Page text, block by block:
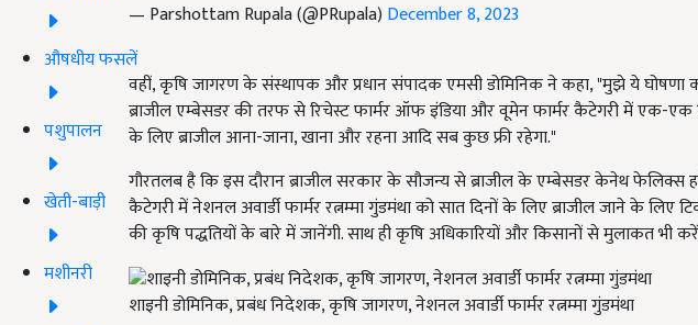
औषधीय फसलें
पशुपालन
खेती-बाड़ी
मशीनरी
— Parshottam Rupala (@PRupala) December 8, 2023
वहीं, कृषि जागरण के संस्थापक और प्रधान संपादक एमसी डोमिनिक ने कहा, "मुझे ये घोषणा
ब्राजील एम्बेसडर की तरफ से रिचेस्ट फार्मर ऑफ इंडिया और वूमेन फार्मर कैटेगरी में एक-एक
के लिए ब्राजील आना-जाना, खाना और रहना आदि सब कुछ फ्री रहेगा."
गौरतलब है कि इस दौरान ब्राजील सरकार के सौजन्य से ब्राजील के एम्बेसडर केनेथ फेलिक्स
कैटेगरी में नेशनल अवार्डी फार्मर रत्नम्मा गुंडमंथा को सात दिनों के लिए ब्राजील जाने के लिए
की कृषि पद्धतियों के बारे में जानेंगी. साथ ही कृषि अधिकारियों और किसानों से मुलाकत भी
शाइनी डोमिनिक, प्रबंध निदेशक, कृषि जागरण, नेशनल अवार्डी फार्मर रत्नम्मा गुंडमंथा